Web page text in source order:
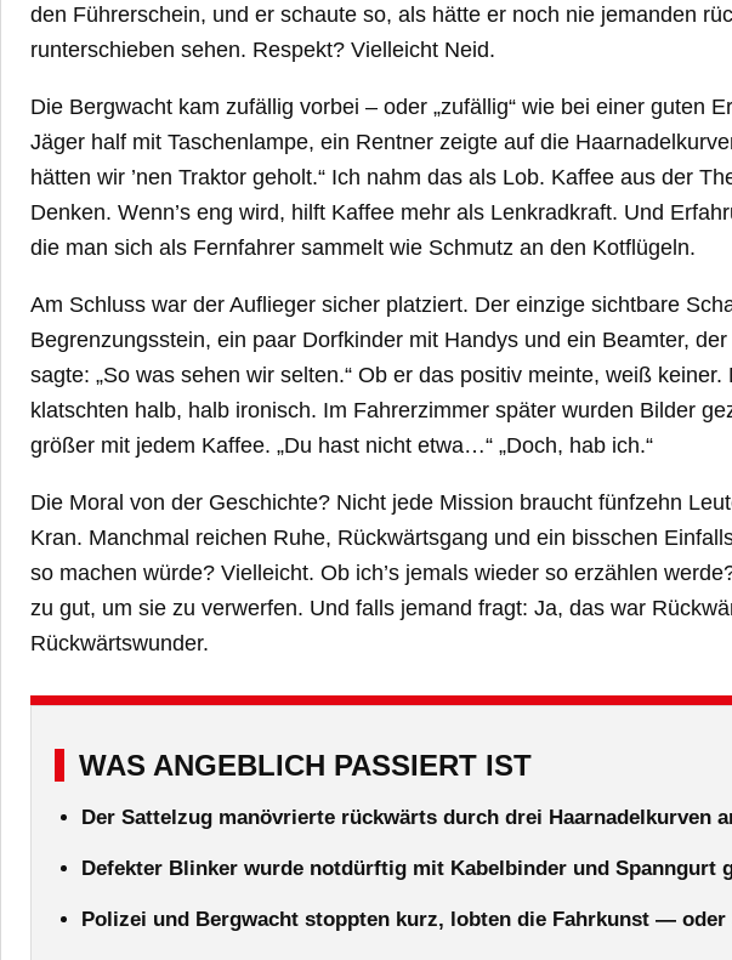
den Führerschein, und er schaute so, als hätte er noch nie jemanden
runterschieben sehen. Respekt? Vielleicht Neid.
Die Bergwacht kam zufällig vorbei – oder „zufällig“ wie bei einer guten
Jäger half mit Taschenlampe, ein Rentner zeigte auf die
hätten wir ’nen Traktor geholt.“ Ich nahm das als Lob. Kaffee aus der
Denken. Wenn’s eng wird, hilft Kaffee mehr als Lenkradkraft. Und
die man sich als Fernfahrer sammelt wie Schmutz an den Kotflügeln.
Am Schluss war der Auflieger sicher platziert. Der einzige sichtbare
Begrenzungsstein, ein paar Dorfkinder mit Handys und ein Beamter,
sagte: „So was sehen wir selten.“ Ob er das positiv meinte, weiß
klatschten halb, halb ironisch. Im Fahrerzimmer später wurden Bilder
größer mit jedem Kaffee. „Du hast nicht etwa…“ „Doch, hab ich.“
Die Moral von der Geschichte? Nicht jede Mission braucht fünfzehn
Kran. Manchmal reichen Ruhe, Rückwärtsgang und ein bisschen
so machen würde? Vielleicht. Ob ich’s jemals wieder so erzählen
zu gut, um sie zu verwerfen. Und falls jemand fragt: Ja, das war
Rückwärtswunder.
WAS ANGEBLICH PASSIERT IST
Der Sattelzug manövrierte rückwärts durch drei Haarnadelkurven
Defekter Blinker wurde notdürftig mit Kabelbinder und Spanngurt
Polizei und Bergwacht stoppten kurz, lobten die Fahrkunst —